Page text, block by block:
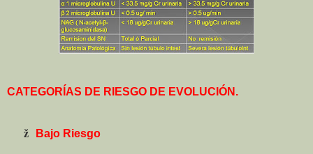
CATEGORÍAS DE RIESGO DE EVOLUCIÓN.
ž Bajo Riesgo